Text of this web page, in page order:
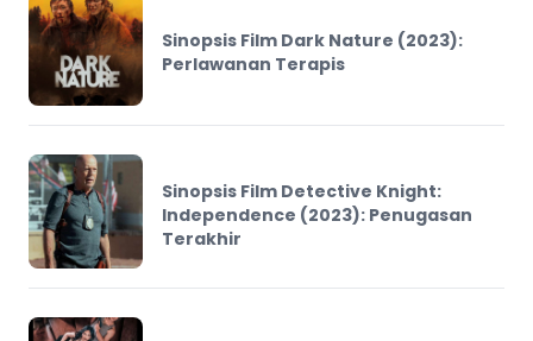
Sinopsis Film Dark Nature (2023):
Perlawanan Terapis
Sinopsis Film Detective Knight:
Independence (2023): Penugasan
Terakhir